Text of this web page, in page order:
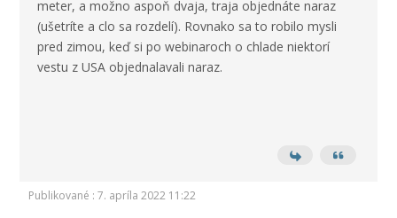
meter, a možno aspoň dvaja, traja objednáte naraz
(ušetríte a clo sa rozdelí). Rovnako sa to robilo mysli
pred zimou, keď si po webinaroch o chlade niektorí
vestu z USA objednalavali naraz.
Publikované : 7. apríla 2022 11:22